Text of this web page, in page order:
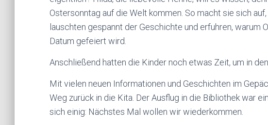
Ostersonntag auf die Welt kommen. So macht sie sich
lauschten gespannt der Geschichte und erfuhren, warum
Datum gefeiert wird.
Anschließend hatten die Kinder noch etwas Zeit, um in
Mit vielen neuen Informationen und Geschichten im
Weg zurück in die Kita. Der Ausflug in die Bibliothek war
sich einig: Nächstes Mal wollen wir wiederkommen.